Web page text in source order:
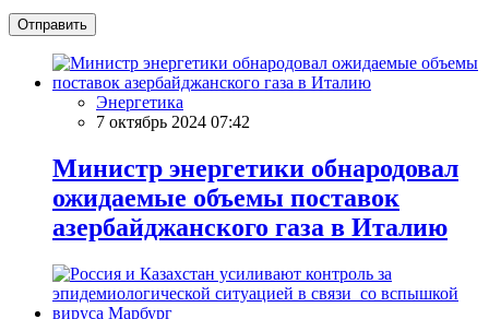
Отправить
Энергетика
7 октябрь 2024 07:42
Министр энергетики обнародовал
ожидаемые объемы поставок
азербайджанского газа в Италию